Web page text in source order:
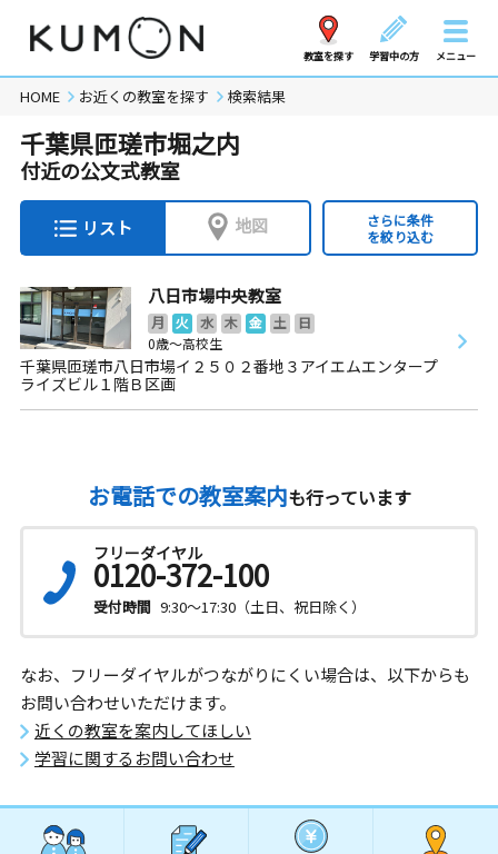
教室を探す 学習中の方 メニュー
HOME お近くの教室を探す 検索結果
千葉県匝瑳市堀之内
付近の公文式教室
リスト 地図
さらに条件
を絞り込む
八日市場中央教室
月 火 水 木 金 土
日
0歳～高校生
千葉県匝瑳市八日市場イ２５０２番地３アイエムエンタープ
ライズビル１階Ｂ区画
お電話での教室案内も行っています
フリーダイヤル
0120-372-100
受付時間 9:30～17:30（土日、祝日除く）
なお、フリーダイヤルがつながりにくい場合は、以下からも
お問い合わせいただけます。
近くの教室を案内してほしい
学習に関するお問い合わせ